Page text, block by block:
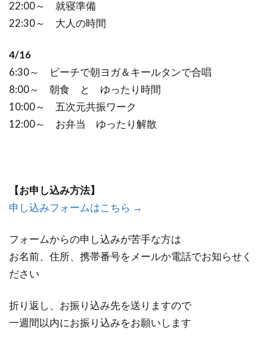
22:00～ 就寝準備
22:30～ 大人の時間
4/16
6:30～ ビーチで朝ヨガ＆キールタンで合唱
8:00～ 朝食 と ゆったり時間
10:00～ 五次元共振ワーク
12:00～ お弁当 ゆったり解散
【お申し込み方法】
申し込みフォームはこちら →
フォームからの申し込みが苦手な方は
お名前、住所、携帯番号をメールか電話でお知らせく
ださい
折り返し、お振り込み先を送りますので
一週間以内にお振り込みをお願いします